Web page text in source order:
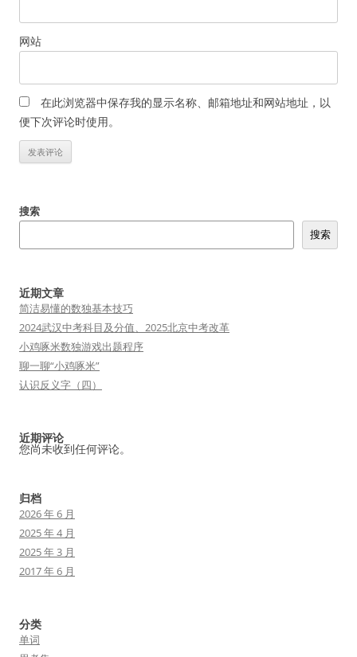
网站
在此浏览器中保存我的显示名称、邮箱地址和网站地址，以
便下次评论时使用。
搜索
搜索
近期文章
简洁易懂的数独基本技巧
2024武汉中考科目及分值、2025北京中考改革
小鸡啄米数独游戏出题程序
聊一聊“小鸡啄米”
认识反义字（四）
近期评论
您尚未收到任何评论。
归档
2026 年 6 月
2025 年 4 月
2025 年 3 月
2017 年 6 月
分类
单词